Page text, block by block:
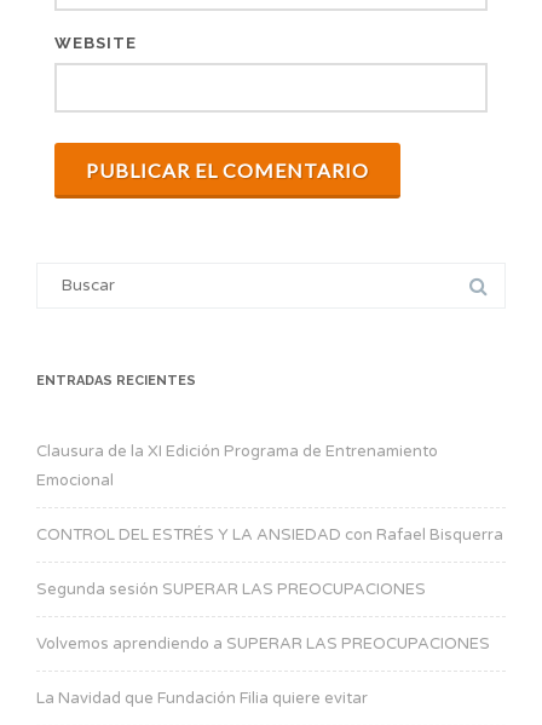
WEBSITE
ENTRADAS RECIENTES
Clausura de la XI Edición Programa de Entrenamiento
Emocional
CONTROL DEL ESTRÉS Y LA ANSIEDAD con Rafael Bisquerra
Segunda sesión SUPERAR LAS PREOCUPACIONES
Volvemos aprendiendo a SUPERAR LAS PREOCUPACIONES
La Navidad que Fundación Filia quiere evitar